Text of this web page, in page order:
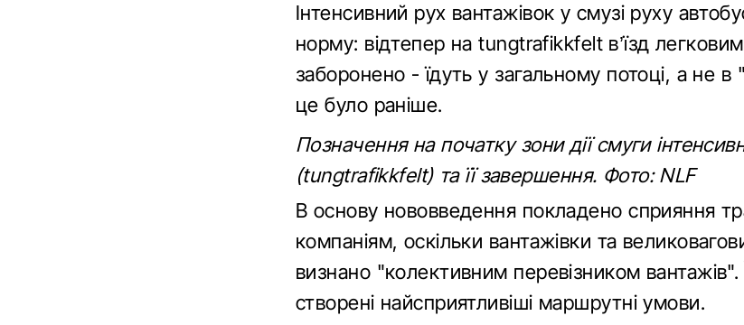
Інтенсивний рух вантажівок у смузі руху
норму: відтепер на tungtrafikkfelt в’їзд
заборонено - їдуть у загальному потоці, а не
це було раніше.
Позначення на початку зони дії смуги
(tungtrafikkfelt) та її завершення. Фото: NLF
В основу нововведення покладено сприяння
компаніям, оскільки вантажівки та
визнано "колективним перевізником
створені найсприятливіші маршрутні умови.